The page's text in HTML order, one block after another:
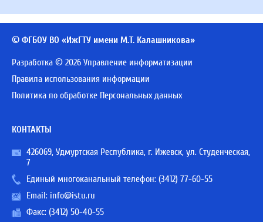
© ФГБОУ ВО «ИжГТУ имени М.Т. Калашникова»
Разработка © 2026 Управление информатизации
Правила использования информации
Политика по обработке Персональных данных
КОНТАКТЫ
426069, Удмуртская Республика, г. Ижевск, ул. Студенческая,
7
Единый многоканальный телефон: (3412) 77-60-55
Email: info@istu.ru
Факс: (3412) 50-40-55